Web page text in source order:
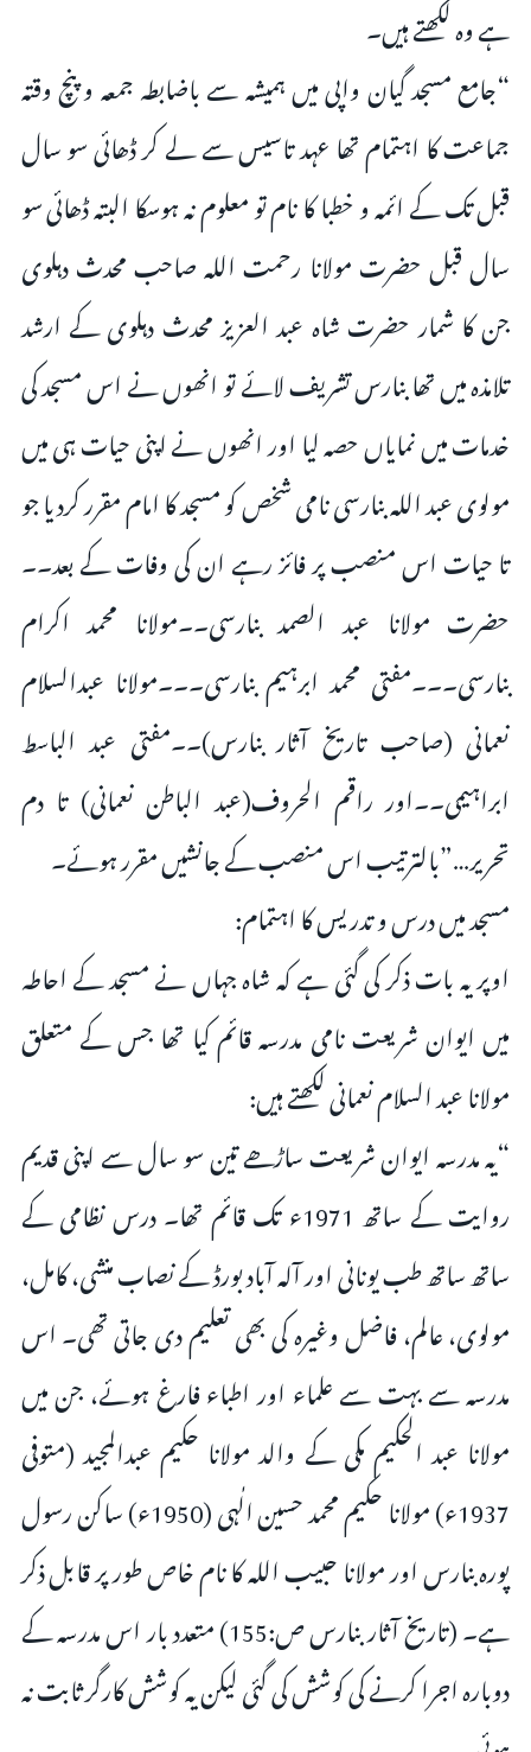
ہے وہ لکھتے ہیں۔
“جامع مسجد گیان واپی میں ہمیشہ سے باضابطہ جمعہ و پنچ وقتہ
جماعت کا اہتمام تھا عہد تاسیس سے لے کر ڈھائی سو سال
قبل تک کے ائمہ و خطبا کا نام تو معلوم نہ ہوسکا البتہ ڈھائی سو
سال قبل حضرت مولانا رحمت اللہ صاحب محدث دہلوی
جن کا شمار حضرت شاہ عبد العزیز محدث دہلوی کے ارشد
تلامذہ میں تھا بنارس تشریف لائے تو انھوں نے اس مسجد کی
خدمات میں نمایاں حصہ لیا اور انھوں نے اپنی حیات ہی میں
مولوی عبد اللہ بنارسی نامی شخص کو مسجد کا امام مقرر کردیا جو
تا حیات اس منصب پر فائز رہے ان کی وفات کے بعد۔۔
حضرت مولانا عبد الصمد بنارسی۔۔مولانا محمد اکرام
بنارسی۔۔۔مفتی محمد ابرہیم بنارسی۔۔۔مولانا عبدالسلام
نعمانی (صاحب تاریخ آثار بنارس)۔۔مفتی عبد الباسط
ابراہیمی۔۔اور راقم الحروف(عبد الباطن نعمانی) تا دم
تحریر…”بالترتیب اس منصب کے جانشیں مقرر ہوئے۔
مسجد میں درس و تدریس کا اہتمام:
اوپر یہ بات ذکر کی گئی ہے کہ شاہ جہاں نے مسجد کے احاطہ
میں ایوان شریعت نامی مدرسہ قائم کیا تھا جس کے متعلق
مولانا عبد السلام نعمانی لکھتے ہیں:
“یہ مدرسہ ایوان شریعت ساڑھے تین سو سال سے اپنی قدیم
روایت کے ساتھ 1971ء تک قائم تھا۔ درس نظامی کے
ساتھ ساتھ طب یونانی اور آلہ آباد بورڈ کے نصاب منشی، کامل،
مولوی، عالم، فاضل وغیرہ کی بھی تعلیم دی جاتی تھی۔ اس
مدرسہ سے بہت سے علماء اور اطباء فارغ ہوئے، جن میں
مولانا عبد الحکیم مکی کے والد مولانا حکیم عبدالمجید (متوفی
1937ء) مولانا حکیم محمد حسین الٰہی (1950ء) ساکن رسول
پورہ بنارس اور مولانا حبیب اللہ کا نام خاص طور پر قابل ذکر
ہے۔ (تاریخ آثار بنارس ص:155) متعدد بار اس مدرسہ کے
دوبارہ اجرا کرنے کی کوشش کی گئی لیکن یہ کوشش کارگر ثابت نہ